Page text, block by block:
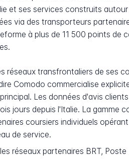
et ses services construits
via des transporteurs
à plus de 11 500 points de
réseaux transfrontaliers de ses
Comodo commercialise
Les données d'avis
jours depuis l'Italie. La gamme
coursiers individuels
de service.
réseaux partenaires BRT,